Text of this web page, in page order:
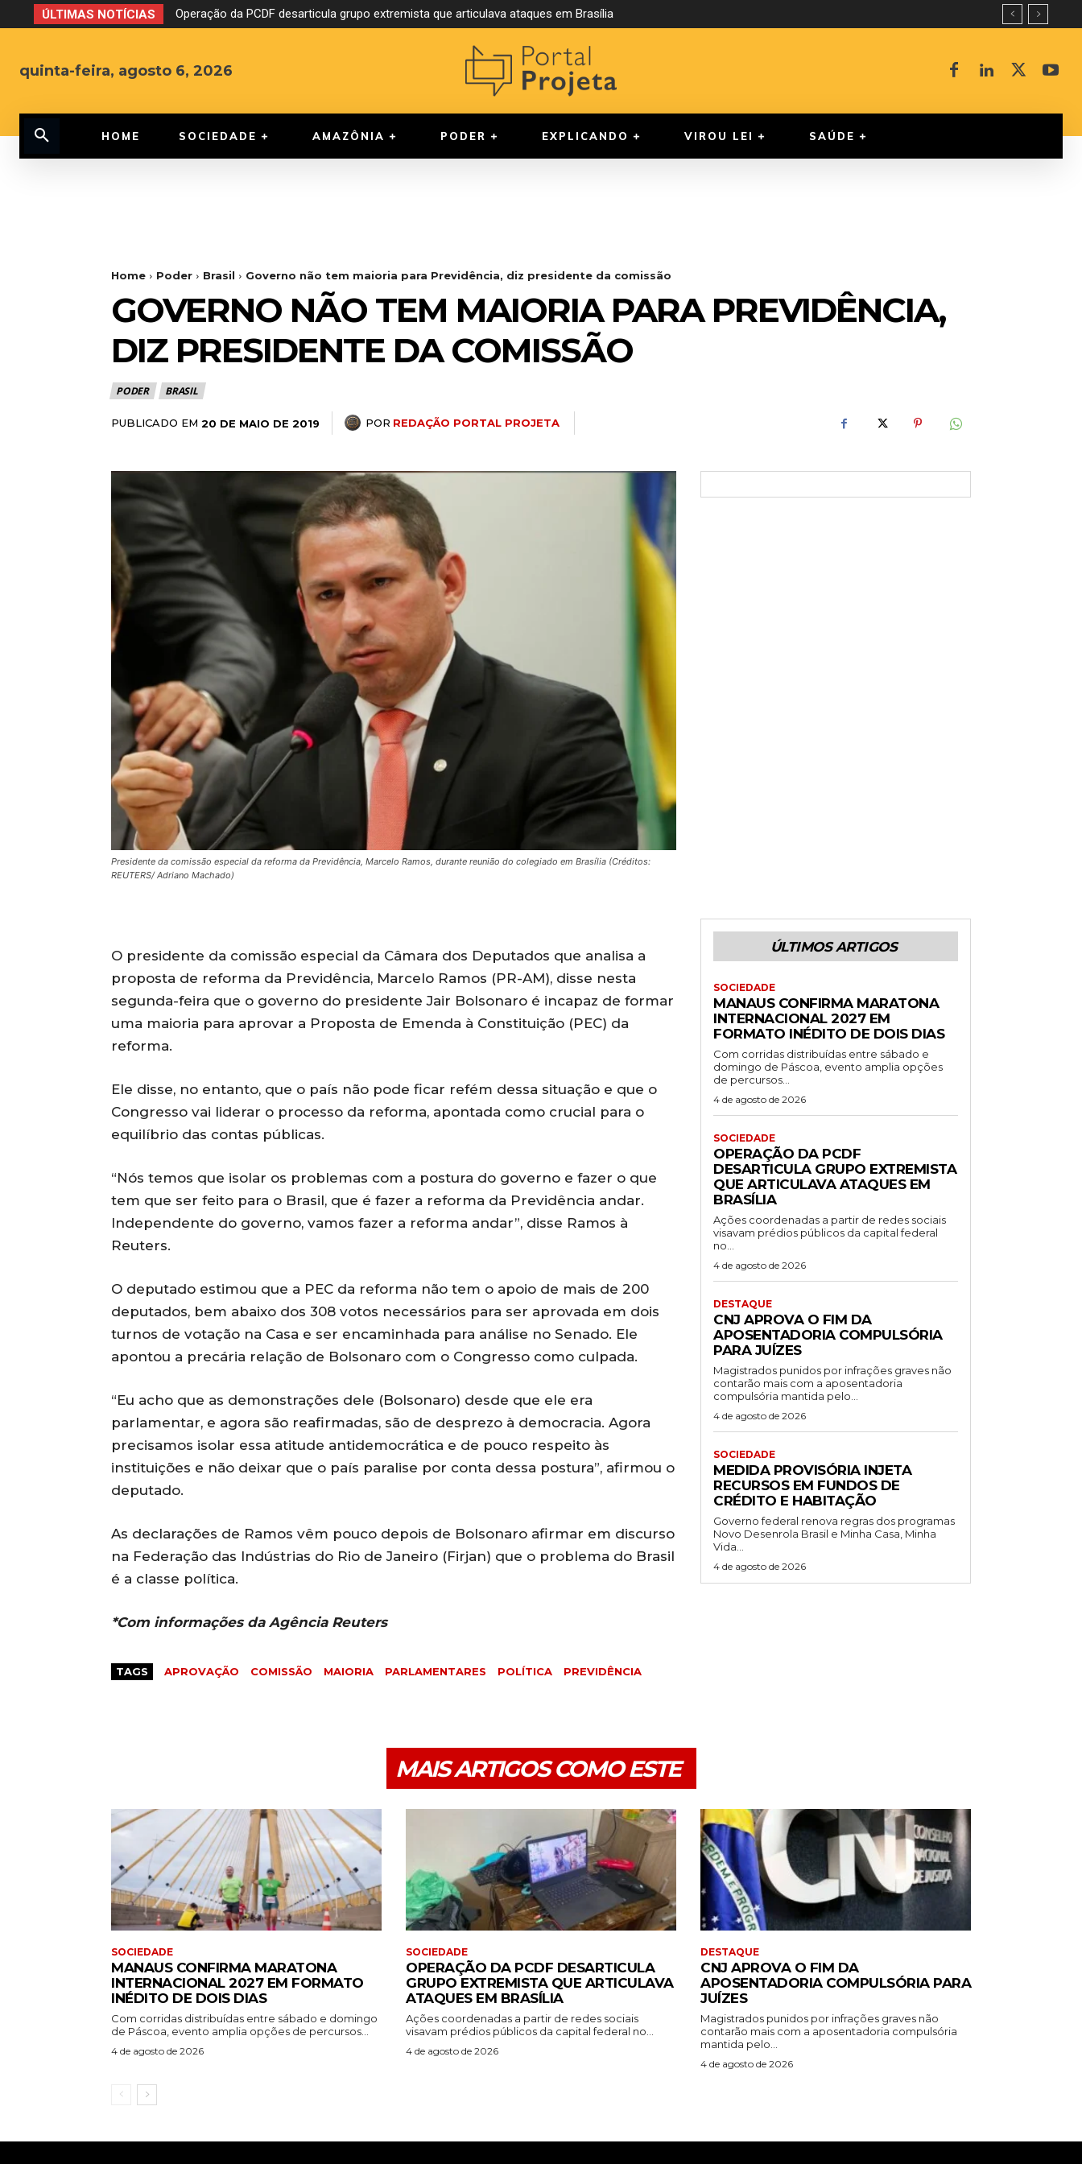
ÚLTIMAS NOTÍCIAS Operação da PCDF desarticula grupo extremista que articulava ataques em Brasília
quinta-feira, agosto 6, 2026
HOME SOCIEDADE AMAZÔNIA PODER EXPLICANDO VIROU LEI SAÚDE
Home Poder Brasil Governo não tem maioria para Previdência, diz presidente da comissão
GOVERNO NÃO TEM MAIORIA PARA PREVIDÊNCIA,
DIZ PRESIDENTE DA COMISSÃO
PODER BRASIL
PUBLICADO EM 20 DE MAIO DE 2019 POR REDAÇÃO PORTAL PROJETA
Presidente da comissão especial da reforma da Previdência, Marcelo Ramos, durante reunião do colegiado em Brasília (Créditos:
REUTERS/ Adriano Machado)
O presidente da comissão especial da Câmara dos Deputados que analisa a
proposta de reforma da Previdência, Marcelo Ramos (PR-AM), disse nesta
segunda-feira que o governo do presidente Jair Bolsonaro é incapaz de formar
uma maioria para aprovar a Proposta de Emenda à Constituição (PEC) da
reforma.
Ele disse, no entanto, que o país não pode ficar refém dessa situação e que o
Congresso vai liderar o processo da reforma, apontada como crucial para o
equilíbrio das contas públicas.
“Nós temos que isolar os problemas com a postura do governo e fazer o que
tem que ser feito para o Brasil, que é fazer a reforma da Previdência andar.
Independente do governo, vamos fazer a reforma andar”, disse Ramos à
Reuters.
O deputado estimou que a PEC da reforma não tem o apoio de mais de 200
deputados, bem abaixo dos 308 votos necessários para ser aprovada em dois
turnos de votação na Casa e ser encaminhada para análise no Senado. Ele
apontou a precária relação de Bolsonaro com o Congresso como culpada.
“Eu acho que as demonstrações dele (Bolsonaro) desde que ele era
parlamentar, e agora são reafirmadas, são de desprezo à democracia. Agora
precisamos isolar essa atitude antidemocrática e de pouco respeito às
instituições e não deixar que o país paralise por conta dessa postura”, afirmou o
deputado.
As declarações de Ramos vêm pouco depois de Bolsonaro afirmar em discurso
na Federação das Indústrias do Rio de Janeiro (Firjan) que o problema do Brasil
é a classe política.
*Com informações da Agência Reuters
TAGS APROVAÇÃO COMISSÃO MAIORIA PARLAMENTARES POLÍTICA PREVIDÊNCIA
ÚLTIMOS ARTIGOS
SOCIEDADE
MANAUS CONFIRMA MARATONA
INTERNACIONAL 2027 EM
FORMATO INÉDITO DE DOIS DIAS
Com corridas distribuídas entre sábado e
domingo de Páscoa, evento amplia opções
de percursos...
4 de agosto de 2026
SOCIEDADE
OPERAÇÃO DA PCDF
DESARTICULA GRUPO EXTREMISTA
QUE ARTICULAVA ATAQUES EM
BRASÍLIA
Ações coordenadas a partir de redes sociais
visavam prédios públicos da capital federal
no...
4 de agosto de 2026
DESTAQUE
CNJ APROVA O FIM DA
APOSENTADORIA COMPULSÓRIA
PARA JUÍZES
Magistrados punidos por infrações graves não
contarão mais com a aposentadoria
compulsória mantida pelo...
4 de agosto de 2026
SOCIEDADE
MEDIDA PROVISÓRIA INJETA
RECURSOS EM FUNDOS DE
CRÉDITO E HABITAÇÃO
Governo federal renova regras dos programas
Novo Desenrola Brasil e Minha Casa, Minha
Vida...
4 de agosto de 2026
MAIS ARTIGOS COMO ESTE
SOCIEDADE
MANAUS CONFIRMA MARATONA
INTERNACIONAL 2027 EM FORMATO
INÉDITO DE DOIS DIAS
Com corridas distribuídas entre sábado e domingo
de Páscoa, evento amplia opções de percursos...
4 de agosto de 2026
SOCIEDADE
OPERAÇÃO DA PCDF DESARTICULA
GRUPO EXTREMISTA QUE ARTICULAVA
ATAQUES EM BRASÍLIA
Ações coordenadas a partir de redes sociais
visavam prédios públicos da capital federal no...
4 de agosto de 2026
DESTAQUE
CNJ APROVA O FIM DA
APOSENTADORIA COMPULSÓRIA PARA
JUÍZES
Magistrados punidos por infrações graves não
contarão mais com a aposentadoria compulsória
mantida pelo...
4 de agosto de 2026